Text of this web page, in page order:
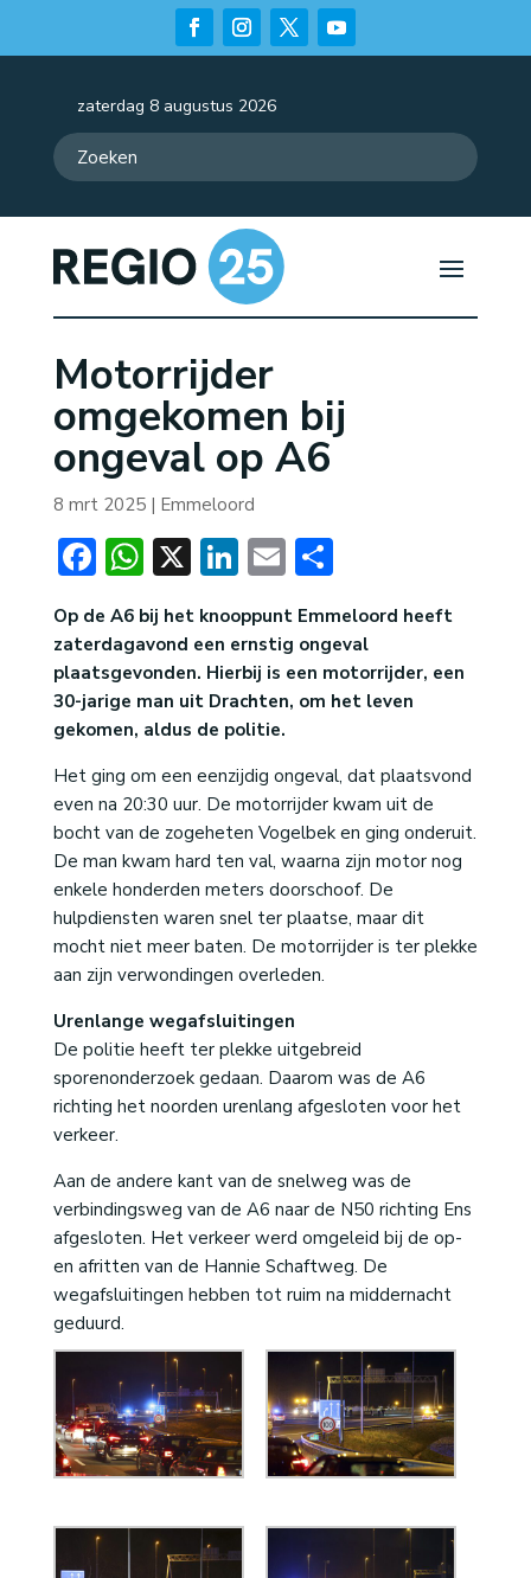
zaterdag 8 augustus 2026
Motorrijder
omgekomen bij
ongeval op A6
8 mrt 2025| Emmeloord
Facebook
WhatsApp
X LinkedIn
EmailDelen
Op de A6 bij het knooppunt Emmeloord heeft
zaterdagavond een ernstig ongeval
plaatsgevonden. Hierbij is een motorrijder, een
30-jarige man uit Drachten, om het leven
gekomen, aldus de politie.
Het ging om een eenzijdig ongeval, dat plaatsvond
even na 20:30 uur. De motorrijder kwam uit de
bocht van de zogeheten Vogelbek en ging onderuit.
De man kwam hard ten val, waarna zijn motor nog
enkele honderden meters doorschoof. De
hulpdiensten waren snel ter plaatse, maar dit
mocht niet meer baten. De motorrijder is ter plekke
aan zijn verwondingen overleden.
Urenlange wegafsluitingen
De politie heeft ter plekke uitgebreid
sporenonderzoek gedaan. Daarom was de A6
richting het noorden urenlang afgesloten voor het
verkeer.
Aan de andere kant van de snelweg was de
verbindingsweg van de A6 naar de N50 richting Ens
afgesloten. Het verkeer werd omgeleid bij de op-
en afritten van de Hannie Schaftweg. De
wegafsluitingen hebben tot ruim na middernacht
geduurd.